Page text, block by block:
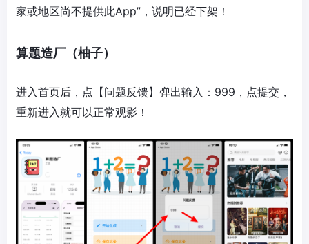
家或地区尚不提供此App”，说明已经下架！
算题造厂（柚子）
进入首页后，点【问题反馈】弹出输入：999，点提交，
重新进入就可以正常观影！